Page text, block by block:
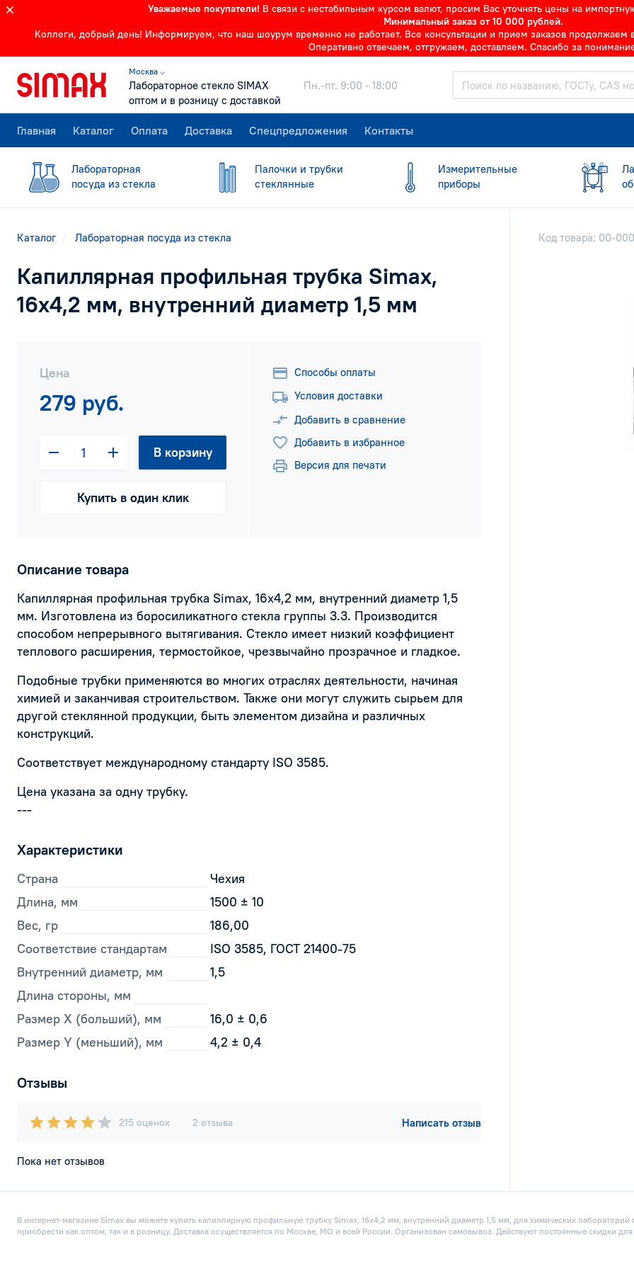
Уважаемые покупатели! В связи с нестабильным курсом валют, просим Вас уточнять цены на
Минимальный заказ от 10 000 рублей.
Коллеги, добрый день! Информируем, что наш шоурум временно не работает. Все консультации и прием заказов продолжаем
Оперативно отвечаем, отгружаем, доставляем. Спасибо за
Москва ⌵
Лабораторное стекло SIMAX
оптом и в розницу с доставкой
Пн.-пт. 9:00 - 18:00
Главная Каталог Оплата Доставка Спецпредложения Контакты
Лабораторная
посуда из стекла
Палочки и трубки
стеклянные
Измерительные
приборы
Каталог Лабораторная посуда из стекла
Капиллярная профильная трубка Simax,
16х4,2 мм, внутренний диаметр 1,5 мм
Цена
279 руб.
В корзину
Купить в один клик
Способы оплаты
Условия доставки
Добавить в сравнение
Добавить в избранное
Версия для печати
Описание товара
Капиллярная профильная трубка Simax, 16х4,2 мм, внутренний диаметр 1,5
мм. Изготовлена из боросиликатного стекла группы 3.3. Производится
способом непрерывного вытягивания. Стекло имеет низкий коэффициент
теплового расширения, термостойкое, чрезвычайно прозрачное и гладкое.
Подобные трубки применяются во многих отраслях деятельности, начиная
химией и заканчивая строительством. Также они могут служить сырьем для
другой стеклянной продукции, быть элементом дизайна и различных
конструкций.
Соответствует международному стандарту ISO 3585.
Цена указана за одну трубку.
---
Характеристики
Страна
Чехия
Длина, мм
1500 ± 10
Вес, гр
186,00
Соответствие стандартам
ISO 3585, ГОСТ 21400-75
Внутренний диаметр, мм
1,5
Длина стороны, мм
Размер Х (больший), мм
16,0 ± 0,6
Размер Y (меньший), мм
4,2 ± 0,4
Отзывы
215 оценок 2 отзыва Написать отзыв
Пока нет отзывов
Код товара: 00-
В интернет-магазине Simax вы можете купить капиллярную профильную трубку Simax, 16х4,2 мм, внутренний диаметр 1,5 мм, для химических
приобрести как оптом, так и в розницу. Доставка осуществляется по Москве, МО и всей России. Организован самовывоз. Действуют постоянные скидки